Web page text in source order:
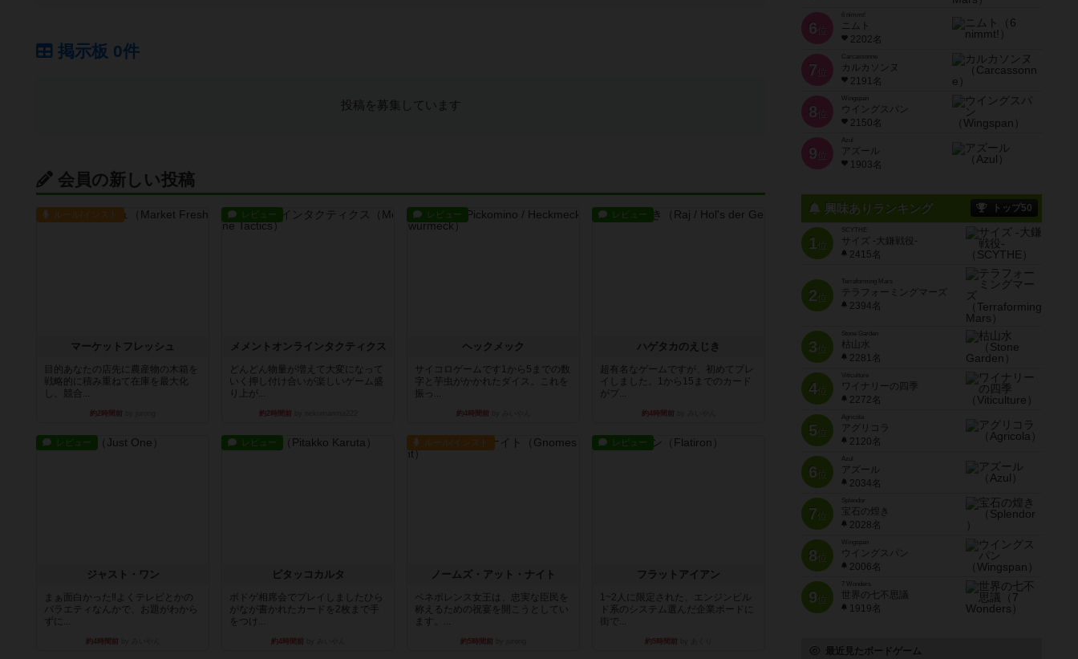
掲示板 0件
投稿を募集しています
会員の新しい投稿
ルール/インスト
マーケットフレッシュ
目的あなたの店先に農産物の木箱を
戦略的に積み重ねて在庫を最大化
し、競合...
約2時間前
レビュー
メメントオンラインタクティクス
どんどん物量が増えて大変になって
いく押し付け合いが楽しいゲーム盛
り上が...
約2時間前
レビュー
ヘックメック
サイコロゲームです1から5までの数
字と芋虫がかかれたダイス。これを
振っ...
約4時間前
レビュー
ハゲタカのえじき
超有名なゲームですが、初めてプレ
イしました。1から15までのカード
がプ...
約4時間前
レビュー
ジャスト・ワン
まぁ面白かった‼️よくテレビとかの
バラエティなんかで、お題がわから
ずに...
約4時間前
レビュー
ピタッコカルタ
ボドゲ相席会でプレイしましたひら
がなが書かれたカードを2枚まで手
をつけ...
約4時間前
ルール/インスト
ノームズ・アット・ナイト
ベネボレンス女王は、忠実な臣民を
称えるための祝宴を開こうとしてい
ます。...
約5時間前
レビュー
フラットアイアン
1~2人に限定された、エンジンビル
ド系のシステム選んだ企業ボードに
街で...
約5時間前
6 位
ニムト
2202名
7 位
Carcassonne
カルカソンヌ
2191名
8 位
Wingspan
ウイングスパン
2150名
9 位
Azul
アズール
1903名
興味ありランキング トップ50
1位
SCYTHE
サイズ -大鎌戦役-
2415名
2位
Terraforming Mars
テラフォーミングマーズ
2394名
3位
Stone Garden
枯山水
2281名
4位
Viticulture
ワイナリーの四季
2272名
5位
Agricola
アグリコラ
2120名
6位
Azul
アズール
2034名
7位
宝石の煌き
2028名
8位
Wingspan
ウイングスパン
2006名
9位
7 Wonders
世界の七不思議
1919名
最近見たボードゲーム